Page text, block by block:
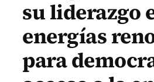
su liderazgo
energías
para